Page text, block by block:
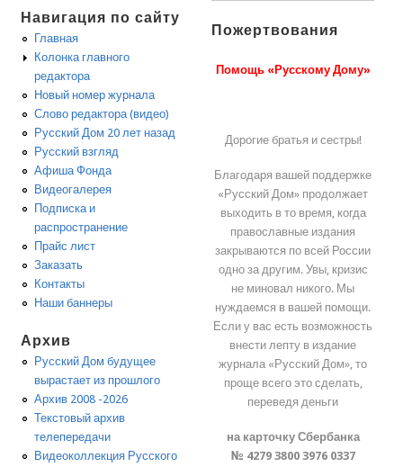
Навигация по сайту
Главная
Колонка главного
редактора
Новый номер журнала
Слово редактора (видео)
Русский Дом 20 лет назад
Русский взгляд
Афиша Фонда
Видеогалерея
Подписка и
распространение
Прайс лист
Заказать
Контакты
Наши баннеры
Архив
Русский Дом будущее
вырастает из прошлого
Архив 2008 -2026
Текстовый архив
телепередачи
Видеоколлекция Русского
Пожертвования
Помощь «Русскому Дому»
Дорогие братья и сестры!
Благодаря вашей поддержке
«Русский Дом» продолжает
выходить в то время, когда
православные издания
закрываются по всей России
одно за другим. Увы, кризис
не миновал никого. Мы
нуждаемся в вашей помощи.
Если у вас есть возможность
внести лепту в издание
журнала «Русский Дом», то
проще всего это сделать,
переведя деньги
на карточку Сбербанка
№ 4279 3800 3976 0337